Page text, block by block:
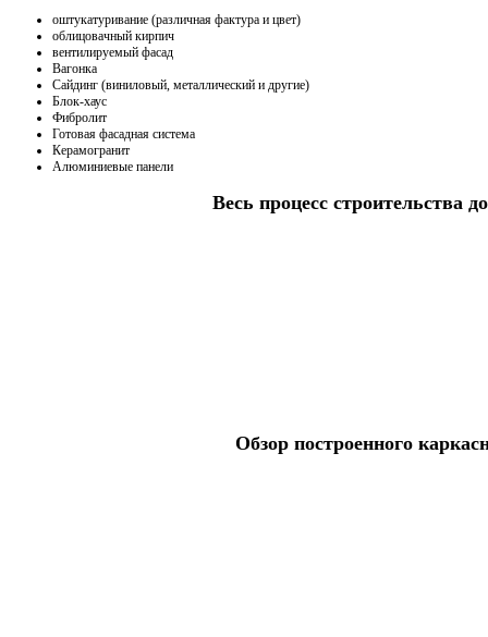
оштукатуривание (различная фактура и цвет)
облицовачный кирпич
вентилируемый фасад
Вагонка
Сайдинг (виниловый, металлический и другие)
Блок-хаус
Фибролит
Готовая фасадная система
Керамогранит
Алюминиевые панели
Весь процесс строительства
Обзор построенного